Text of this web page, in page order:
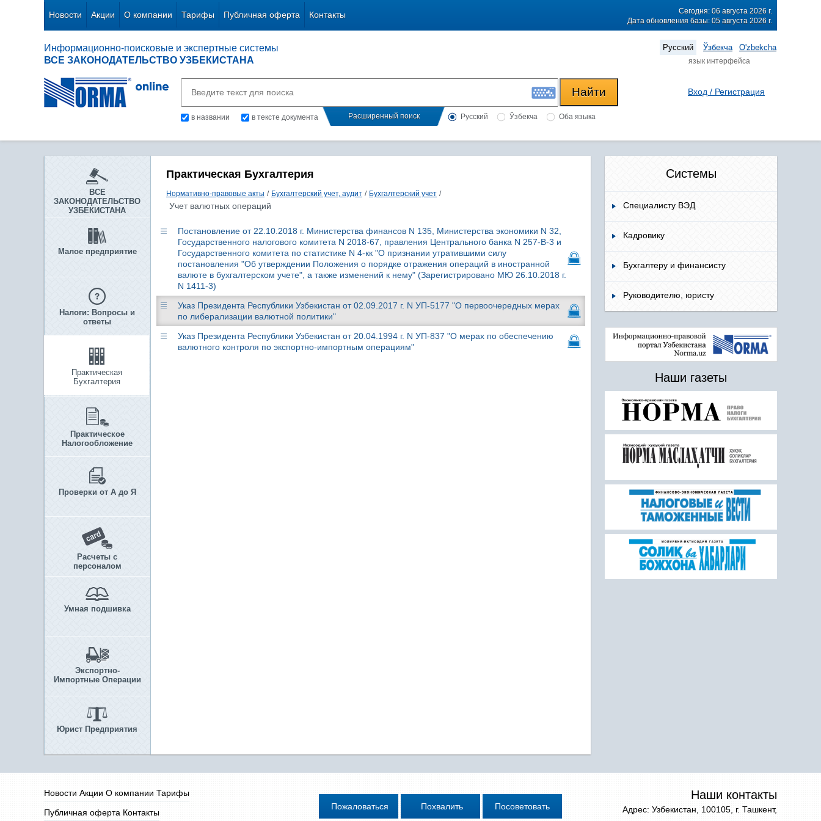
Новости Акции О компании Тарифы Публичная оферта Контакты
Сегодня: 06 августа 2026 г.
Дата обновления базы: 05 августа 2026 г.
Информационно-поисковые и экспертные системы
ВСЕ ЗАКОНОДАТЕЛЬСТВО УЗБЕКИСТАНА
Русский Ўзбекча O'zbekcha
язык интерфейса
в названии в тексте документа Расширенный поиск Русский Ўзбекча Оба языка
Вход / Регистрация
ВСЕ
ЗАКОНОДАТЕЛЬСТВО
УЗБЕКИСТАНА
Малое предприятие
Налоги: Вопросы и
ответы
Практическая
Бухгалтерия
Практическое
Налогообложение
Проверки от А до Я
Расчеты с
персоналом
Умная подшивка
Экспортно-
Импортные Операции
Юрист Предприятия
Практическая Бухгалтерия
Нормативно-правовые акты / Бухгалтерский учет, аудит / Бухгалтерский учет /
Учет валютных операций
Постановление от 22.10.2018 г. Министерства финансов N 135, Министерства экономики N 32,
Государственного налогового комитета N 2018-67, правления Центрального банка N 257-В-3 и
Государственного комитета по статистике N 4-кк "О признании утратившими силу
постановления "Об утверждении Положения о порядке отражения операций в иностранной
валюте в бухгалтерском учете", а также изменений к нему" (Зарегистрировано МЮ 26.10.2018 г.
N 1411-3)
Указ Президента Республики Узбекистан от 02.09.2017 г. N УП-5177 "О первоочередных мерах
по либерализации валютной политики"
Указ Президента Республики Узбекистан от 20.04.1994 г. N УП-837 "О мерах по обеспечению
валютного контроля по экспортно-импортным операциям"
Системы
Специалисту ВЭД
Кадровику
Бухгалтеру и финансисту
Руководителю, юристу
Наши газеты
Новости Акции О компании Тарифы
Публичная оферта Контакты
Наши контакты
Адрес: Узбекистан, 100105, г. Ташкент,